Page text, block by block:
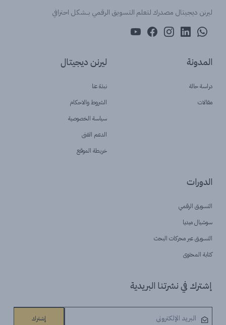
ليرنن ديجيتال مصدرك لتعلم التسويق الرقمي بــشكل احترافي
المدونة
دراسة حالة
مقالات
ليرنن ديجيتال
نبذة عنا
الشروط والاحكام
سياسة الخصوصية
الدعم الفنى
خريطة الموقع
الدورات
التسويق الرقمي
سوشيال ميديا
التسويق عبر محركات البحث
كتابة المحتوى
إشترك في نشرتنا البريدية
إشترك